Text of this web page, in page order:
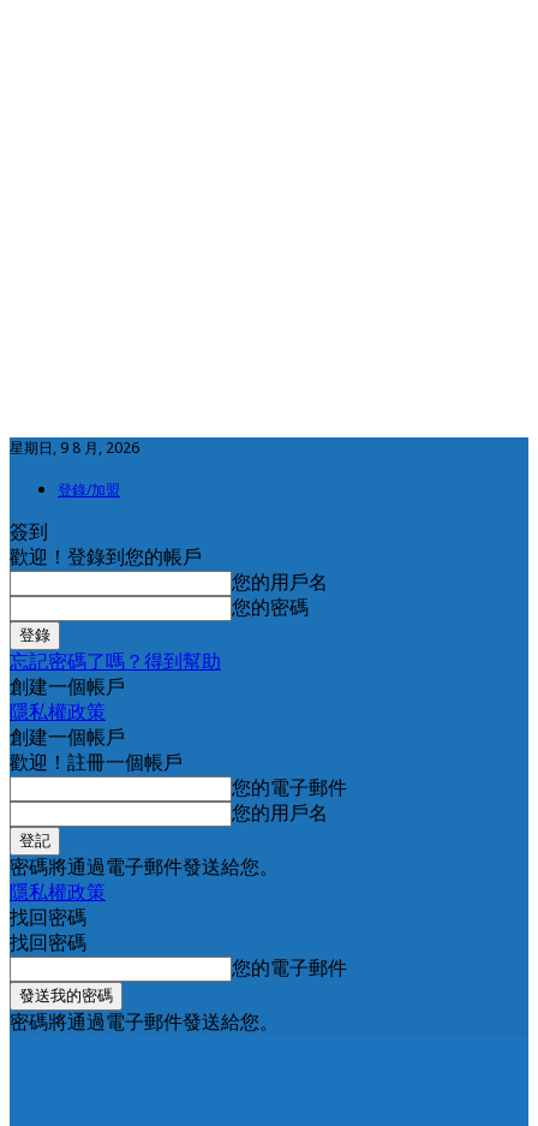
星期日, 9 8 月, 2026
登錄/加盟
簽到
歡迎！登錄到您的帳戶
您的用戶名
您的密碼
忘記密碼了嗎？得到幫助
創建一個帳戶
隱私權政策
創建一個帳戶
歡迎！註冊一個帳戶
您的電子郵件
您的用戶名
密碼將通過電子郵件發送給您。
隱私權政策
找回密碼
找回密碼
您的電子郵件
密碼將通過電子郵件發送給您。